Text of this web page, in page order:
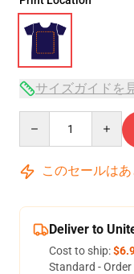
サイズガイドを
このセールはあ
Deliver to
Cost to ship:
Standard -